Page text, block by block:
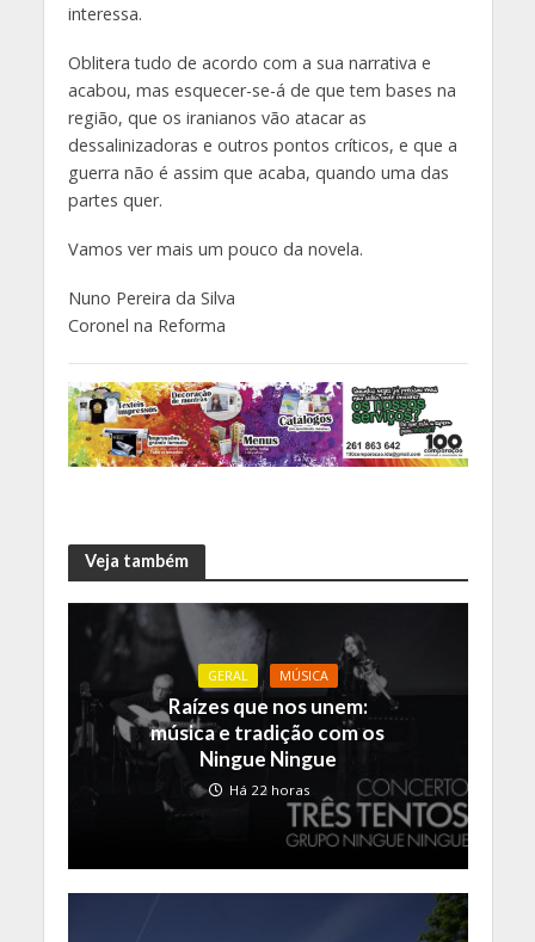
interessa.
Oblitera tudo de acordo com a sua narrativa e
acabou, mas esquecer-se-á de que tem bases na
região, que os iranianos vão atacar as
dessalinizadoras e outros pontos críticos, e que a
guerra não é assim que acaba, quando uma das
partes quer.
Vamos ver mais um pouco da novela.
Nuno Pereira da Silva
Coronel na Reforma
Veja também
GERAL MÚSICA
Raízes que nos unem:
música e tradição com os
Ningue Ningue
Há 22 horas